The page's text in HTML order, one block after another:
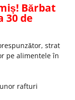
Bărbat
30 de
strat
pe alimentele în
rafturi